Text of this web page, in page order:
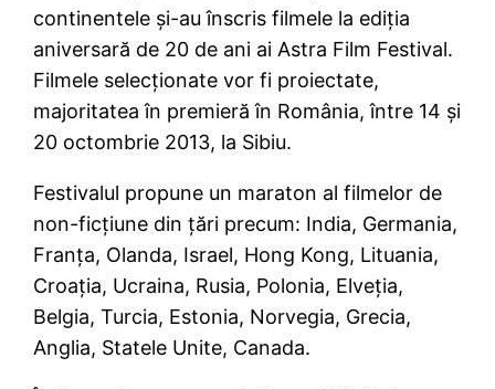
continentele şi-au înscris filmele la ediţia
aniversară de 20 de ani ai Astra Film Festival.
Filmele selecţionate vor fi proiectate,
majoritatea în premieră în România, între 14 şi
20 octombrie 2013, la Sibiu.
Festivalul propune un maraton al filmelor de
non-ficţiune din ţări precum: India, Germania,
Franţa, Olanda, Israel, Hong Kong, Lituania,
Croaţia, Ucraina, Rusia, Polonia, Elveţia,
Belgia, Turcia, Estonia, Norvegia, Grecia,
Anglia, Statele Unite, Canada.